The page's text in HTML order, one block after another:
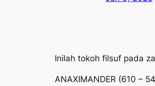
Inilah tokoh filsuf pada
ANAXIMANDER (610 –